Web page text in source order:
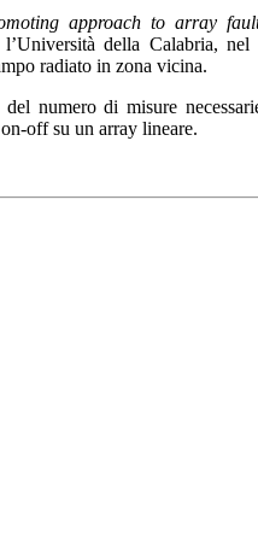
approach to array
della Calabria,
radiato in zona vicina.
numero di misure
off su un array lineare.